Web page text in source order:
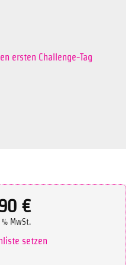
ersten Challenge-Tag
€
MwSt.
setzen